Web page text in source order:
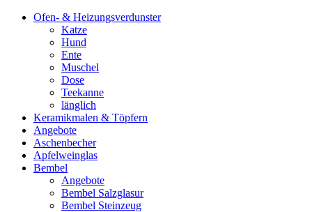
Ofen- & Heizungsverdunster
Katze
Hund
Ente
Muschel
Dose
Teekanne
länglich
Keramikmalen & Töpfern
Angebote
Aschenbecher
Apfelweinglas
Bembel
Angebote
Bembel Salzglasur
Bembel Steinzeug